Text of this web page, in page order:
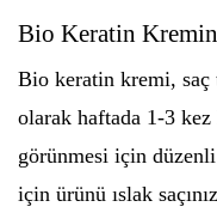
Bio Keratin
Bio keratin kremi, saç
olarak haftada 1-3 kez
görünmesi için
için ürünü ıslak